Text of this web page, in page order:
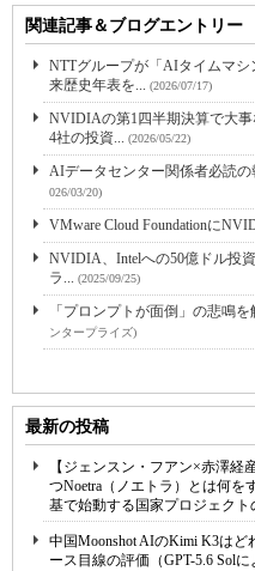
関連記事＆ブログエントリー
NTTグループが「AIタイムマ
来歴史年表を... (2026/07/17)
NVIDIAの第1四半期決算で大
4社の投資... (2026/05/22)
AIデータセンター関係者必読
026/03/20)
VMware Cloud Foundationに
NVIDIA、Intelへの50億ドル投
ラ... (2025/09/25)
「プロンプトが面倒」の悲鳴
ンタープライズ)
最新の投稿
【ジェンスン・フアン×赤澤
つNoetra（ノエトラ）とは何を
基で始動する国家プロジェクト
中国Moonshot AIのKimi K3は
ース目線の評価（GPT-5.6 Solに